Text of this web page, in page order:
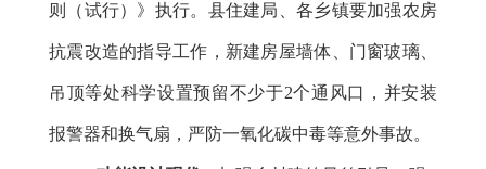
则（试行） 》执行。县住建局、各乡镇要加强农房
抗震改造的指导工作，新建房屋墙体、门窗玻璃、
吊顶等处科学设置预留不少于2个通风口，并安装
报警器和换气扇，严防一氧化碳中毒等意外事故。